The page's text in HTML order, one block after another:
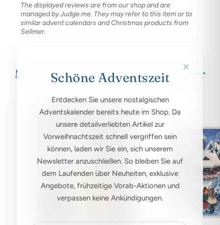
The displayed reviews are from our shop and are
managed by Judge.me. They may refer to this item or to
similar advent calendars and Christmas products from
Sellmer.
More works by this graphic designer
×
Schöne Adventszeit
Entdecken Sie unsere nostalgischen
Adventskalender bereits heute im Shop. Da
unsere detailverliebten Artikel zur
Vorweihnachtszeit schnell vergriffen sein
können, laden wir Sie ein, sich unserem
Newsletter anzuschließen. So bleiben Sie auf
dem Laufenden über Neuheiten, exklusive
Angebote, frühzeitige Vorab-Aktionen und
verpassen keine Ankündigungen.